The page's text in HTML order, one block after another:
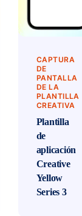
CAPTURA
DE
PANTALLA
DE LA
PLANTILLA
CREATIVA
Plantilla
de
aplicación
Creative
Yellow
Series 3